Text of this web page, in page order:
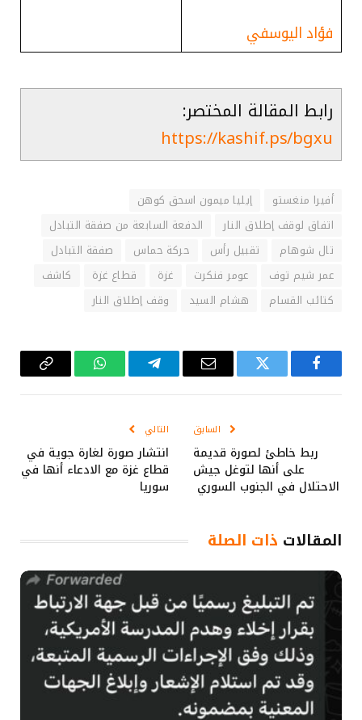
فؤاد اليوسفي
رابط المقالة المختصر:
https://kashif.ps/bgxu
أفيرا منغستو
إيليا ميمون اسحق كوهن
اتفاق لوقف إطلاق النار
الدفعة السابعة من صفقة التبادل
تال شوهام
تقبيل رأس حركة حماس
صفقة التبادل
عمر شيم توف
عومر فنكرت غزة قطاع غزة
كاشف
كتائب القسام
هشام السيد وقف إطلاق النار
فيسبوك تويتر
البريد
تيلقرام واتساب Copy
السابق
ربط خاطئ لصورة قديمة
على أنها لتوغل جيش
الاحتلال في الجنوب السوري
التالي
انتشار صورة لغارة جوية في
قطاع غزة مع الادعاء أنها في
سوريا
المقالات ذات الصلة